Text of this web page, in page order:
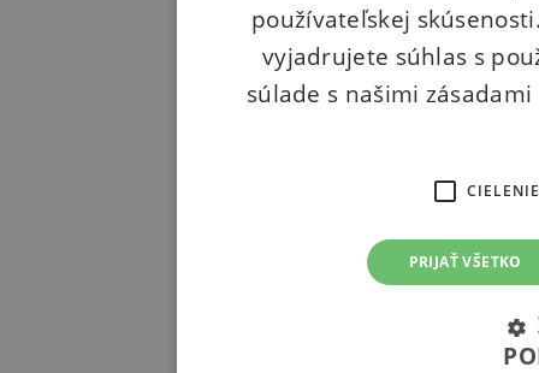
používateľskej
vyjadrujete súhlas s
súlade s našimi
CIELENIE
PRIJAŤ VŠETKO